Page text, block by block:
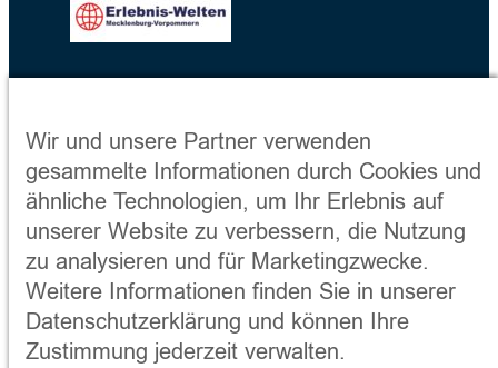
Wir und unsere Partner verwenden
gesammelte Informationen durch Cookies und
ähnliche Technologien, um Ihr Erlebnis auf
unserer Website zu verbessern, die Nutzung
zu analysieren und für Marketingzwecke.
Weitere Informationen finden Sie in unserer
Datenschutzerklärung und können Ihre
Zustimmung jederzeit verwalten.